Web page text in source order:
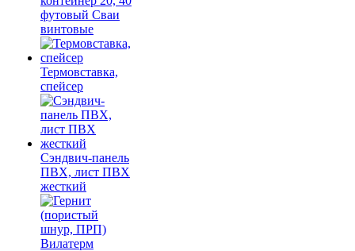
футовый Сваи
винтовые
Термовставка,
спейсер
Сэндвич-панель
ПВХ, лист ПВХ
жесткий